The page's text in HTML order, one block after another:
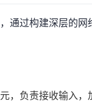
通过构建深层的
，负责接收输入，